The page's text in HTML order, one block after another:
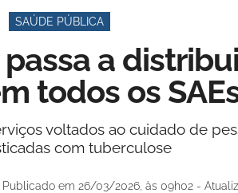
SAÚDE PÚBLICA
a
todos os
voltados ao cuidado de
com tuberculose
Publicado em 26/03/2026, às 09h02 -